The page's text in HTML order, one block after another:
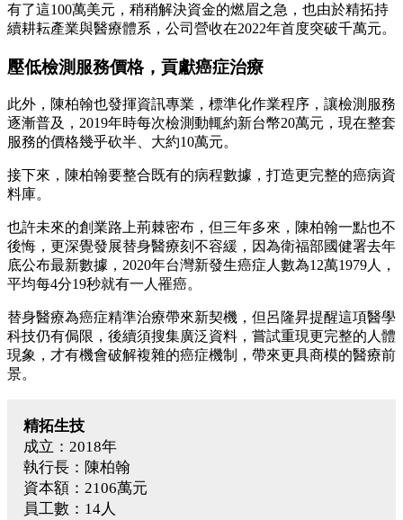
有了這100萬美元，稍稍解決資金的燃眉之急，也由於精拓持
續耕耘產業與醫療體系，公司營收在2022年首度突破千萬元。
壓低檢測服務價格，貢獻癌症治療
此外，陳柏翰也發揮資訊專業，標準化作業程序，讓檢測服務
逐漸普及，2019年時每次檢測動輒約新台幣20萬元，現在整套
服務的價格幾乎砍半、大約10萬元。
接下來，陳柏翰要整合既有的病程數據，打造更完整的癌病資
料庫。
也許未來的創業路上荊棘密布，但三年多來，陳柏翰一點也不
後悔，更深覺發展替身醫療刻不容緩，因為衛福部國健署去年
底公布最新數據，2020年台灣新發生癌症人數為12萬1979人，
平均每4分19秒就有一人罹癌。
替身醫療為癌症精準治療帶來新契機，但呂隆昇提醒這項醫學
科技仍有侷限，後續須搜集廣泛資料，嘗試重現更完整的人體
現象，才有機會破解複雜的癌症機制，帶來更具商模的醫療前
景。
精拓生技
成立：2018年
執行長：陳柏翰
資本額：2106萬元
員工數：14人